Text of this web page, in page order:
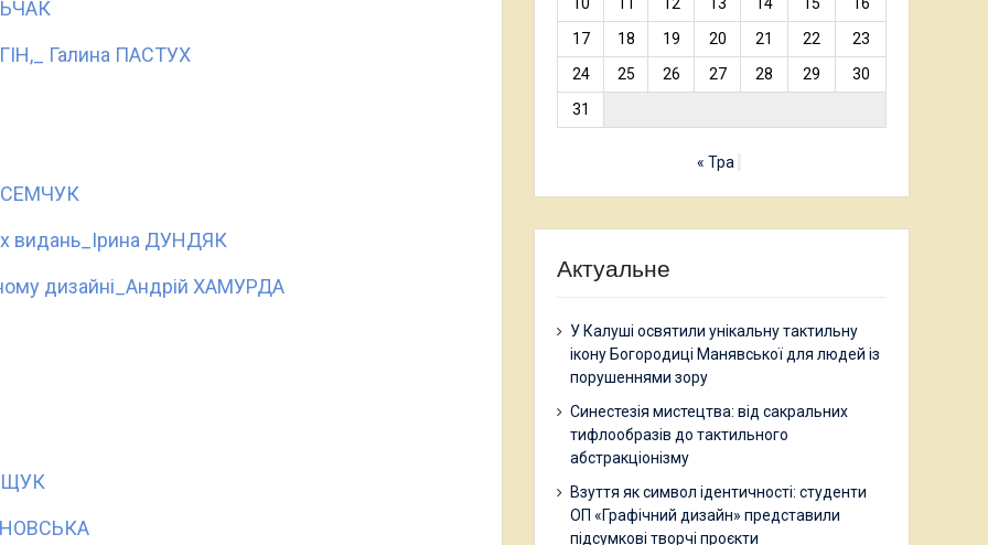
Галина ПАСТУХ
СЕМЧУК
видань_Ірина ДУНДЯК
дизайні_Андрій ХАМУРДА
17
18 19 20 21 22
23
24
25 26 27 28 29
30
31
« Тра
Актуальне
У Калуші освятили унікальну тактильну
ікону Богородиці Манявської для людей із
порушеннями зору
Синестезія мистецтва: від сакральних
тифлообразів до тактильного
абстракціонізму
Взуття як символ ідентичності: студенти
ОП «Графічний дизайн» представили
підсумкові творчі проєкти